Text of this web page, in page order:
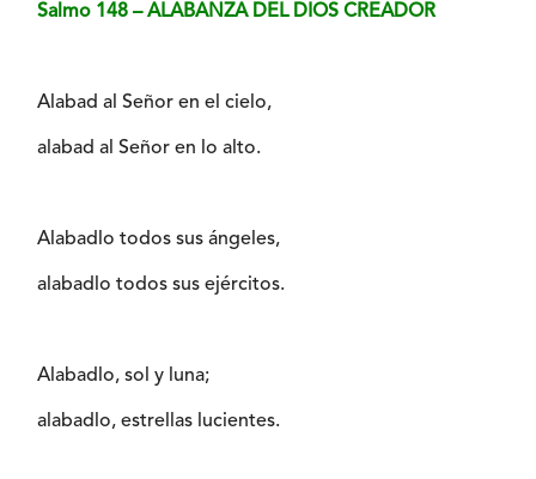
Salmo 148 – ALABANZA DEL DIOS CREADOR
Alabad al Señor en el cielo,
alabad al Señor en lo alto.
Alabadlo todos sus ángeles,
alabadlo todos sus ejércitos.
Alabadlo, sol y luna;
alabadlo, estrellas lucientes.